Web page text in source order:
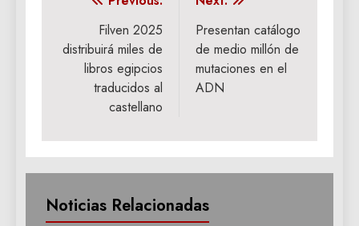
entradas
Filven 2025
distribuirá miles de
libros egipcios
traducidos al
castellano
Presentan catálogo
de medio millón de
mutaciones en el
ADN
Noticias Relacionadas